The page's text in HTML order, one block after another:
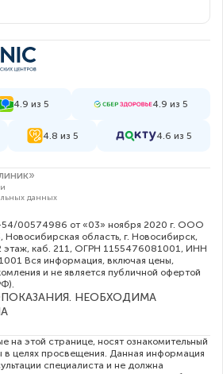
4.9 из 5 4.9 из 5
4.8 из 5 4.6 из 5
данных
00574986 от «03» ноября 2020 г. ООО
область, г. Новосибирск,
этаж, каб. 211, ОГРН 1155476081001, ИНН
Вся информация, включая цены,
и не является публичной офертой
НЕОБХОДИМА
на этой странице, носят ознакомительный
в целях просвещения. Данная информация
специалиста и не должна